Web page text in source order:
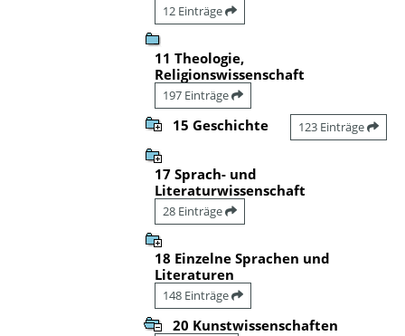
12 Einträge
11 Theologie,
Religionswissenschaft
197 Einträge
15 Geschichte 123 Einträge
17 Sprach- und
Literaturwissenschaft
28 Einträge
18 Einzelne Sprachen und
Literaturen
148 Einträge
20 Kunstwissenschaften